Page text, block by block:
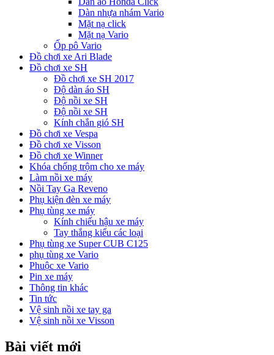
Dàn nhựa nhám Vario
Mặt nạ click
Mặt nạ Vario
Ốp pô Vario
Đồ chơi xe Ari Blade
Đồ chơi xe SH
Đồ chơi xe SH 2017
Độ dàn áo SH
Độ nồi xe SH
Độ nồi xe SH
Kính chắn gió SH
Đồ chơi xe Vespa
Đồ chơi xe Visson
Đồ chơi xe Winner
Khóa chống trộm cho xe máy
Làm nồi xe máy
Nồi Tay Ga Reveno
Phụ kiện đèn xe máy
Phụ tùng xe máy
Kính chiếu hậu xe máy
Tay thắng kiểu các loại
Phụ tùng xe Super CUB C125
phụ tùng xe Vario
Phuộc xe Vario
Pin xe máy
Thông tin khác
Tin tức
Vệ sinh nồi xe tay ga
Vệ sinh nồi xe Visson
Bài viết mới